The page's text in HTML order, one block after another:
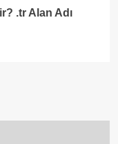
.tr Alan Adı